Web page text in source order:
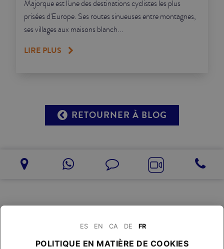
Majorque est l'une des destinations cyclistes les plus
prisées d'Europe. Ses routes sinueuses entre montagnes,
ses villages aux maisons blanch...
LIRE PLUS
RETOURNER À BLOG
ES EN CA DE FR
POLITIQUE EN MATIÈRE DE COOKIES